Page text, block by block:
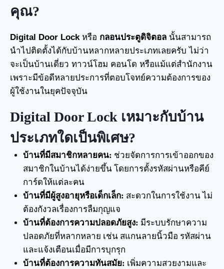
คุณ?
Digital Door Lock หรือ กลอนประตูดิจิตอล นั้นสามารถ
นำไปติดตั้งได้กับบ้านหลากหลายประเภทเลยครับ ไม่ว่า
จะเป็นบ้านเดี่ยว ทาวน์โฮม คอนโด หรือแม้แต่สำนักงาน
เพราะมีข้อดีหลายประการที่ตอบโจทย์ความต้องการของ
ผู้ใช้งานในยุคปัจจุบัน
Digital Door Lock เหมาะกับบ้าน
ประเภทใดเป็นพิเศษ?
บ้านที่มีสมาชิกหลายคน: ช่วยจัดการการเข้าออกของ
สมาชิกในบ้านได้ง่ายขึ้น โดยการตั้งรหัสผ่านหรือคีย์
การ์ดให้แต่ละคน
บ้านที่มีผู้สูงอายุหรือเด็กเล็ก: สะดวกในการใช้งาน ไม่
ต้องกังวลเรื่องการลืมกุญแจ
บ้านที่ต้องการความปลอดภัยสูง: มีระบบรักษาความ
ปลอดภัยที่หลากหลาย เช่น สแกนลายนิ้วมือ รหัสผ่าน
และแจ้งเตือนเมื่อมีการบุกรุก
บ้านที่ต้องการความทันสมัย: เพิ่มความสวยงามและ